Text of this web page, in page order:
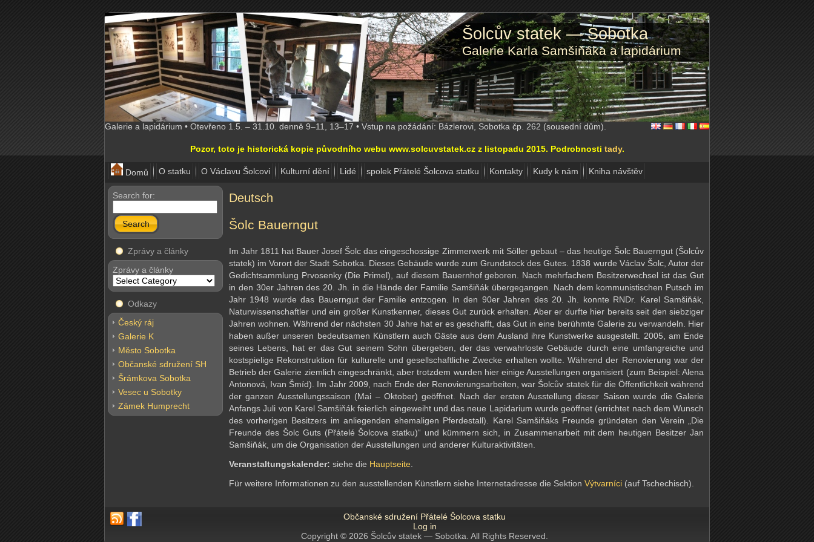
Šolcův statek — Sobotka
Galerie Karla Samšiňáka a lapidárium
Galerie a lapidárium • Otevřeno 1.5. – 31.10. denně 9–11, 13–17 • Vstup na požádání: Bázlerovi, Sobotka čp. 262 (sousední dům).
Pozor, toto je historická kopie původního webu www.solcuvstatek.cz z listopadu 2015. Podrobnosti tady.
Domů O statku O Václavu Šolcovi Kulturní dění Lidé spolek Přátelé Šolcova statku Kontakty Kudy k nám Kniha návštěv
Search for:
Search
Zprávy a články
Zprávy a články
Odkazy
Český ráj
Galerie K
Město Sobotka
Občanské sdružení SH
Šrámkova Sobotka
Vesec u Sobotky
Zámek Humprecht
Deutsch
Šolc Bauerngut
Im Jahr 1811 hat Bauer Josef Šolc das eingeschossige Zimmerwerk mit Söller gebaut – das heutige Šolc Bauerngut (Šolcův
statek) im Vorort der Stadt Sobotka. Dieses Gebäude wurde zum Grundstock des Gutes. 1838 wurde Václav Šolc, Autor der
Gedichtsammlung Prvosenky (Die Primel), auf diesem Bauernhof geboren. Nach mehrfachem Besitzerwechsel ist das Gut
in den 30er Jahren des 20. Jh. in die Hände der Familie Samšiňák übergegangen. Nach dem kommunistischen Putsch im
Jahr 1948 wurde das Bauerngut der Familie entzogen. In den 90er Jahren des 20. Jh. konnte RNDr. Karel Samšiňák,
Naturwissenschaftler und ein großer Kunstkenner, dieses Gut zurück erhalten. Aber er durfte hier bereits seit den siebziger
Jahren wohnen. Während der nächsten 30 Jahre hat er es geschafft, das Gut in eine berühmte Galerie zu verwandeln. Hier
haben außer unseren bedeutsamen Künstlern auch Gäste aus dem Ausland ihre Kunstwerke ausgestellt. 2005, am Ende
seines Lebens, hat er das Gut seinem Sohn übergeben, der das verwahrloste Gebäude durch eine umfangreiche und
kostspielige Rekonstruktion für kulturelle und gesellschaftliche Zwecke erhalten wollte. Während der Renovierung war der
Betrieb der Galerie ziemlich eingeschränkt, aber trotzdem wurden hier einige Ausstellungen organisiert (zum Beispiel: Alena
Antonová, Ivan Šmíd). Im Jahr 2009, nach Ende der Renovierungsarbeiten, war Šolcův statek für die Öffentlichkeit während
der ganzen Ausstellungssaison (Mai – Oktober) geöffnet. Nach der ersten Ausstellung dieser Saison wurde die Galerie
Anfangs Juli von Karel Samšiňák feierlich eingeweiht und das neue Lapidarium wurde geöffnet (errichtet nach dem Wunsch
des vorherigen Besitzers im anliegenden ehemaligen Pferdestall). Karel Samšiňáks Freunde gründeten den Verein „Die
Freunde des Šolc Guts (Přátelé Šolcova statku)“ und kümmern sich, in Zusammenarbeit mit dem heutigen Besitzer Jan
Samšiňák, um die Organisation der Ausstellungen und anderer Kulturaktivitäten.
Veranstaltungskalender: siehe die Hauptseite
Für weitere Informationen zu den ausstellenden Künstlern siehe Internetadresse die Sektion Výtvarníci (auf Tschechisch).
Občanské sdružení Přátelé Šolcova statku
Log in
Copyright © 2026 Šolcův statek — Sobotka. All Rights Reserved.